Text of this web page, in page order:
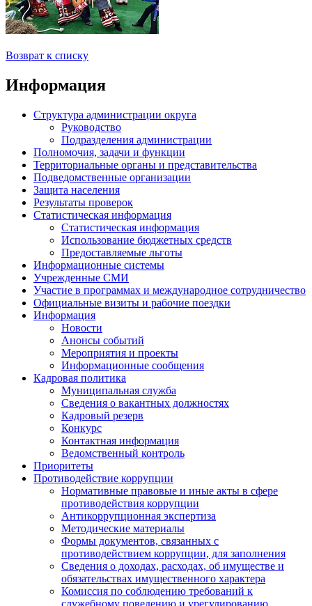
Возврат к списку
Информация
Структура администрации округа
Руководство
Подразделения администрации
Полномочия, задачи и функции
Территориальные органы и представительства
Подведомственные организации
Защита населения
Результаты проверок
Статистическая информация
Статистическая информация
Использование бюджетных средств
Предоставляемые льготы
Информационные системы
Учрежденные СМИ
Участие в программах и международное сотрудничество
Официальные визиты и рабочие поездки
Информация
Новости
Анонсы событий
Мероприятия и проекты
Информационные сообщения
Кадровая политика
Муниципальная служба
Сведения о вакантных должностях
Кадровый резерв
Конкурс
Контактная информация
Ведомственный контроль
Приоритеты
Противодействие коррупции
Нормативные правовые и иные акты в сфере
противодействия коррупции
Антикоррупционная экспертиза
Методические материалы
Формы документов, связанных с
противодействием коррупции, для заполнения
Сведения о доходах, расходах, об имуществе и
обязательствах имущественного характера
Комиссия по соблюдению требований к
служебному поведению и урегулированию